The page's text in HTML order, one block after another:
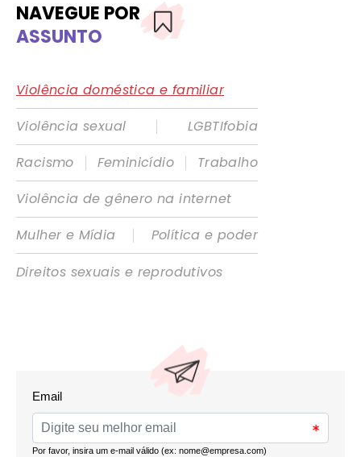
NAVEGUE POR
ASSUNTO
Violência doméstica e familiar
Violência sexual
|
LGBTIfobia
Racismo
| Feminicídio |
Trabalho
Violência de gênero na internet
Mulher e Mídia
|
Política e poder
Direitos sexuais e reprodutivos